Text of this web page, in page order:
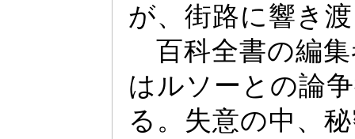
が、街路に響き
百科全書の編
はルソー との論
る。失意の中、